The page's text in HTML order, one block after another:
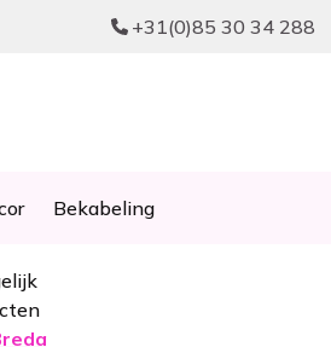
+31(0)85 30 34 288
Bekabeling